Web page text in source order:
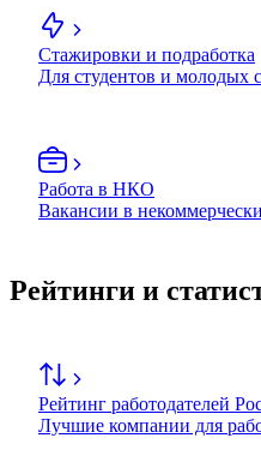
Стажировки и подработка
Для студентов и молодых
Работа в НКО
Вакансии в
Рейтинги и
Рейтинг работодателей
Лучшие компании для